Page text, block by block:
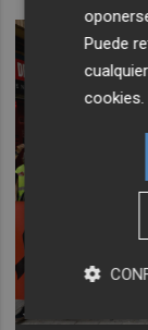
Puede
cookies.